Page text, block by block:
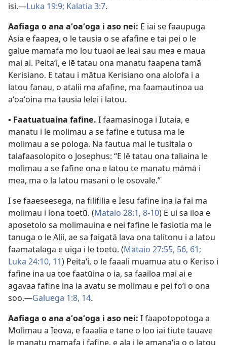
isi.—Luka 19:9; Kalatia 3:7.
Aafiaga o ana aʻoaʻoga i aso nei: E iai se faaupuga
Asia e faapea, o le tausia o se afafine e tai pei o le
galue mamafa mo lou tuaoi ae leai sau mea e maua
mai ai. Peitaʻi, e lē tatau ona manatu faapena tamā
Kerisiano. E tatau i mātua Kerisiano ona alolofa i a
latou fanau, o atalii ma afafine, ma faamautinoa ua
aʻoaʻoina ma tausia lelei i latou.
▪ Faatuatuaina fafine. I faamasinoga i Iutaia, e
manatu i le molimau a se fafine e tutusa ma le
molimau a se pologa. Na fautua mai le tusitala o
talafaasolopito o Josephus: “E lē tatau ona taliaina le
molimau a se fafine ona e latou te manatu māmā i
mea, ma o la latou masani o le osovale.”
I se faaeseesega, na filifilia e Iesu fafine ina ia fai ma
molimau i lona toetū. (Mataio 28:1, 8-10) E ui sa iloa e
aposetolo sa molimauina e nei fafine le fasiotia ma le
tanuga o le Alii, ae sa faigatā lava ona talitonu i a latou
faamatalaga e uiga i le toetū. (Mataio 27:55, 56, 61;
Luka 24:10, 11) Peitaʻi, o le faaali muamua atu o Keriso i
fafine ina ua toe faatūina o ia, sa faailoa mai ai e
agavaa fafine ina ia avatu se molimau e pei foʻi o ona
soo.—Galuega 1:8, 14.
Aafiaga o ana aʻoaʻoga i aso nei: I faapotopotoga a
Molimau a Ieova, e faaalia e tane o loo iai tiute tauave
le manatu mamafa i fafine, e ala i le amanaʻia o o latou